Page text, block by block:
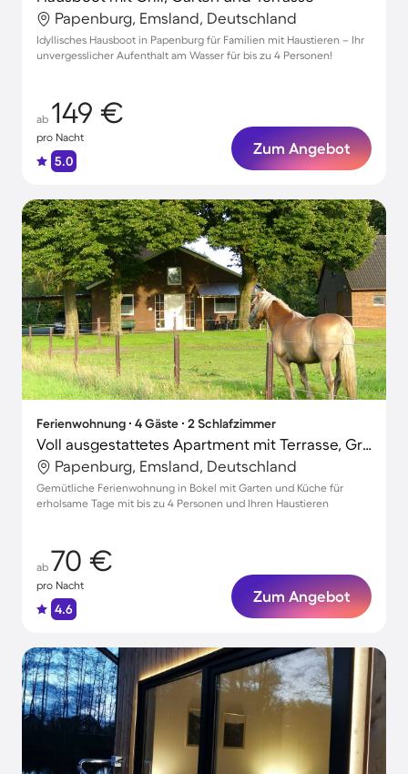
Papenburg, Emsland, Deutschland
Idyllisches Hausboot in Papenburg für Familien mit Haustieren – Ihr
unvergesslicher Aufenthalt am Wasser für bis zu 4 Personen!
ab 149 €
pro Nacht
5.0
Zum Angebot
Ferienwohnung ∙ 4 Gäste ∙ 2 Schlafzimmer
Voll ausgestattetes Apartment mit Terrasse, Grill und Garten | Hunde erlaubt
Papenburg, Emsland, Deutschland
Gemütliche Ferienwohnung in Bokel mit Garten und Küche für
erholsame Tage mit bis zu 4 Personen und Ihren Haustieren
ab 70 €
pro Nacht
4.6
Zum Angebot